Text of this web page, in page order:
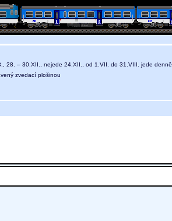
28. – 30.XII., nejede 24.XII., od 1.VII. do 31.VIII. jede denně
zvedací plošinou